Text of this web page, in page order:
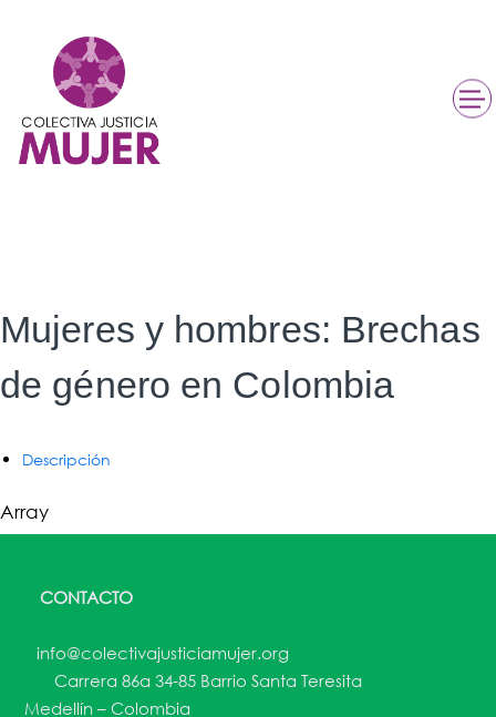
Mujeres y hombres: Brechas
de género en Colombia
Descripción
Array
CONTACTO
info@colectivajusticiamujer.org
Carrera 86a 34-85 Barrio Santa Teresita
Medellín – Colombia